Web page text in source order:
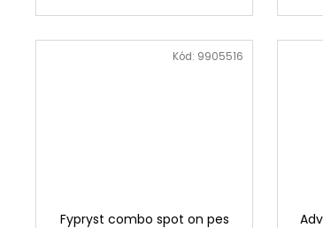
Fypryst combo spot on pes
Kód: 9905516